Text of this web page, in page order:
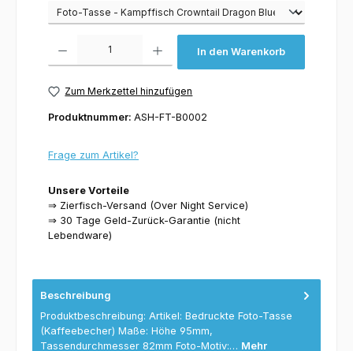
Varianten
In den Warenkorb
Zum Merkzettel hinzufügen
Produktnummer: ASH-FT-B0002
Frage zum Artikel?
Unsere Vorteile
⇒ Zierfisch-Versand (Over Night Service)
⇒ 30 Tage Geld-Zurück-Garantie (nicht
Lebendware)
Beschreibung
Produktbeschreibung: Artikel: Bedruckte Foto-Tasse
(Kaffeebecher) Maße: Höhe 95mm,
Tassendurchmesser 82mm Foto-Motiv:… Mehr